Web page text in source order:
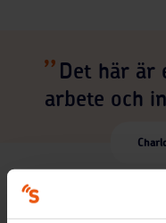
Det här är
arbete och
Ibland har hon märkt